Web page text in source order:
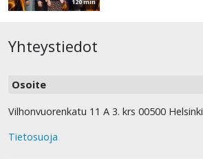
120 min
Yhteystiedot
Osoite
Vilhonvuorenkatu 11 A 3. krs 00500 Helsinki
Tietosuoja